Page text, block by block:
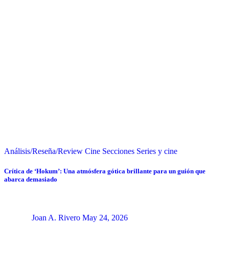
Análisis/Reseña/Review Cine Secciones Series y cine
Crítica de ‘Hokum’: Una atmósfera gótica brillante para un guión que
abarca demasiado
Joan A. Rivero May 24, 2026